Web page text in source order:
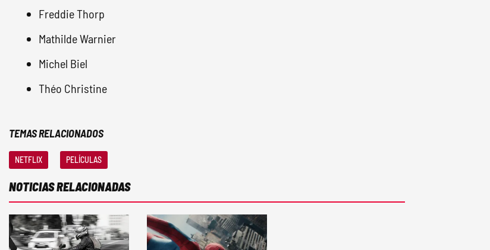
Freddie Thorp
Mathilde Warnier
Michel Biel
Théo Christine
TEMAS RELACIONADOS
NETFLIX PELÍCULAS
NOTICIAS RELACIONADAS